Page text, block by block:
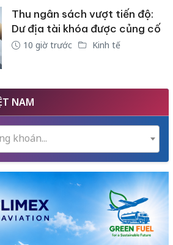
Thu ngân sách vượt tiến độ:
Dư địa tài khóa được củng cố
10 giờ trước Kinh tế
NAM
khoán...